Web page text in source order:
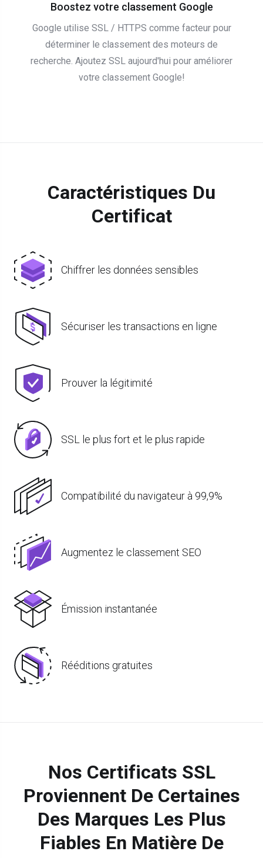
Boostez votre classement Google
Google utilise SSL / HTTPS comme facteur pour
déterminer le classement des moteurs de
recherche. Ajoutez SSL aujourd'hui pour améliorer
votre classement Google!
Caractéristiques Du
Certificat
Chiffrer les données sensibles
Sécuriser les transactions en ligne
Prouver la légitimité
SSL le plus fort et le plus rapide
Compatibilité du navigateur à 99,9%
Augmentez le classement SEO
Émission instantanée
Rééditions gratuites
Nos Certificats SSL
Proviennent De Certaines
Des Marques Les Plus
Fiables En Matière De